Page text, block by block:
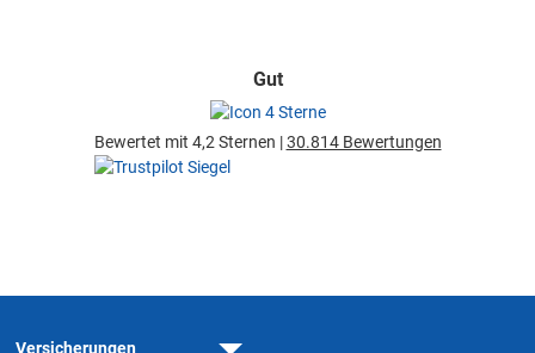
Gut
Bewertet mit 4,2 Sternen |30.814 Bewertungen
Versicherungen